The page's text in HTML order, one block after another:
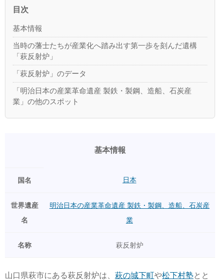
目次
基本情報
当時の藩士たちが産業化へ踏み出す第一歩を刻んだ遺構
「萩反射炉」
「萩反射炉」のデータ
「明治日本の産業革命遺産 製鉄・製鋼、造船、石炭産
業」の他のスポット
基本情報
国名 日本
世界遺産
名
明治日本の産業革命遺産 製鉄・製鋼、造船、石炭産
業
名称 萩反射炉
山口県萩市にある萩反射炉は、 萩の城下町や松下村塾とと